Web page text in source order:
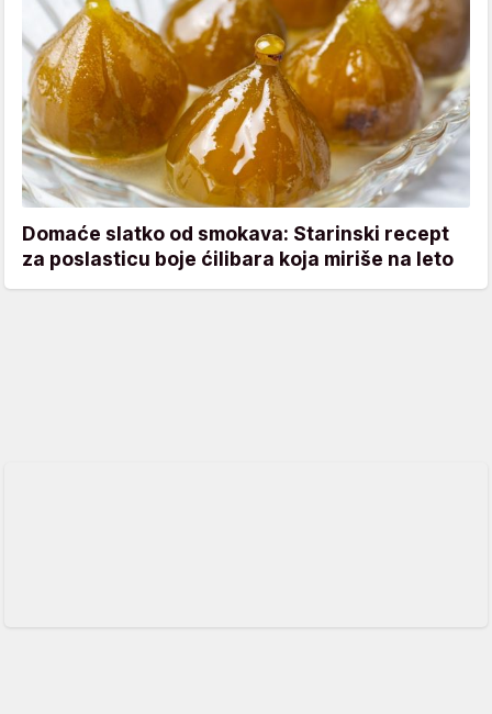
Domaće slatko od smokava: Starinski recept
za poslasticu boje ćilibara koja miriše na leto